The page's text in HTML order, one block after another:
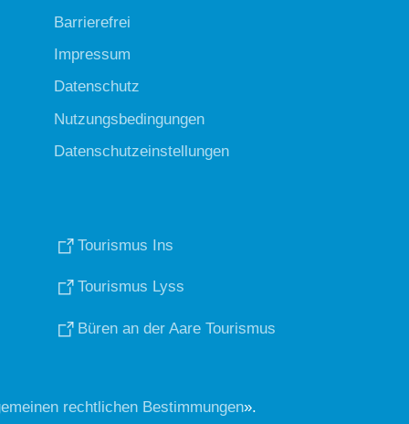
Barrierefrei
Impressum
Datenschutz
Nutzungsbedingungen
Datenschutzeinstellungen
Tourismus Ins
Tourismus Lyss
Büren an der Aare Tourismus
rechtlichen Bestimmungen».